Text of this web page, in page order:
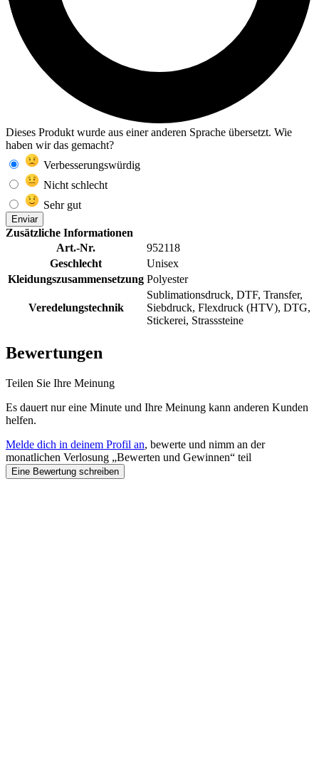
Dieses Produkt wurde aus einer anderen Sprache übersetzt. Wie
haben wir das gemacht?
Verbesserungswürdig
Nicht schlecht
Sehr gut
Enviar
Zusätzliche Informationen
Art.-Nr.
952118
Geschlecht
Unisex
Kleidungszusammensetzung Polyester
Veredelungstechnik
Sublimationsdruck, DTF, Transfer,
Siebdruck, Flexdruck (HTV), DTG,
Stickerei, Strasssteine
Bewertungen
Teilen Sie Ihre Meinung
Es dauert nur eine Minute und Ihre Meinung kann anderen Kunden
helfen.
Melde dich in deinem Profil an, bewerte und nimm an der
monatlichen Verlosung „Bewerten und Gewinnen“ teil
Eine Bewertung schreiben